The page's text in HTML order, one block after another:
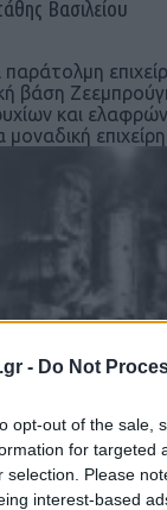
- Do Not
opt-out of the sale,
for targeted
selection. Please
interest-based
Βασιλείου
παράτολμη
βάση
και
μοναδική
της